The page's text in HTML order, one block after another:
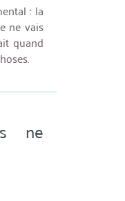
: la
ne vais
quand
ne